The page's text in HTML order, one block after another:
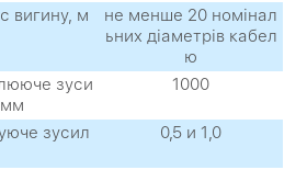
вигину, м
не менше 20 номінал
ьних діаметрів кабел
ю
зуси
1000
зусил
0,5 и 1,0